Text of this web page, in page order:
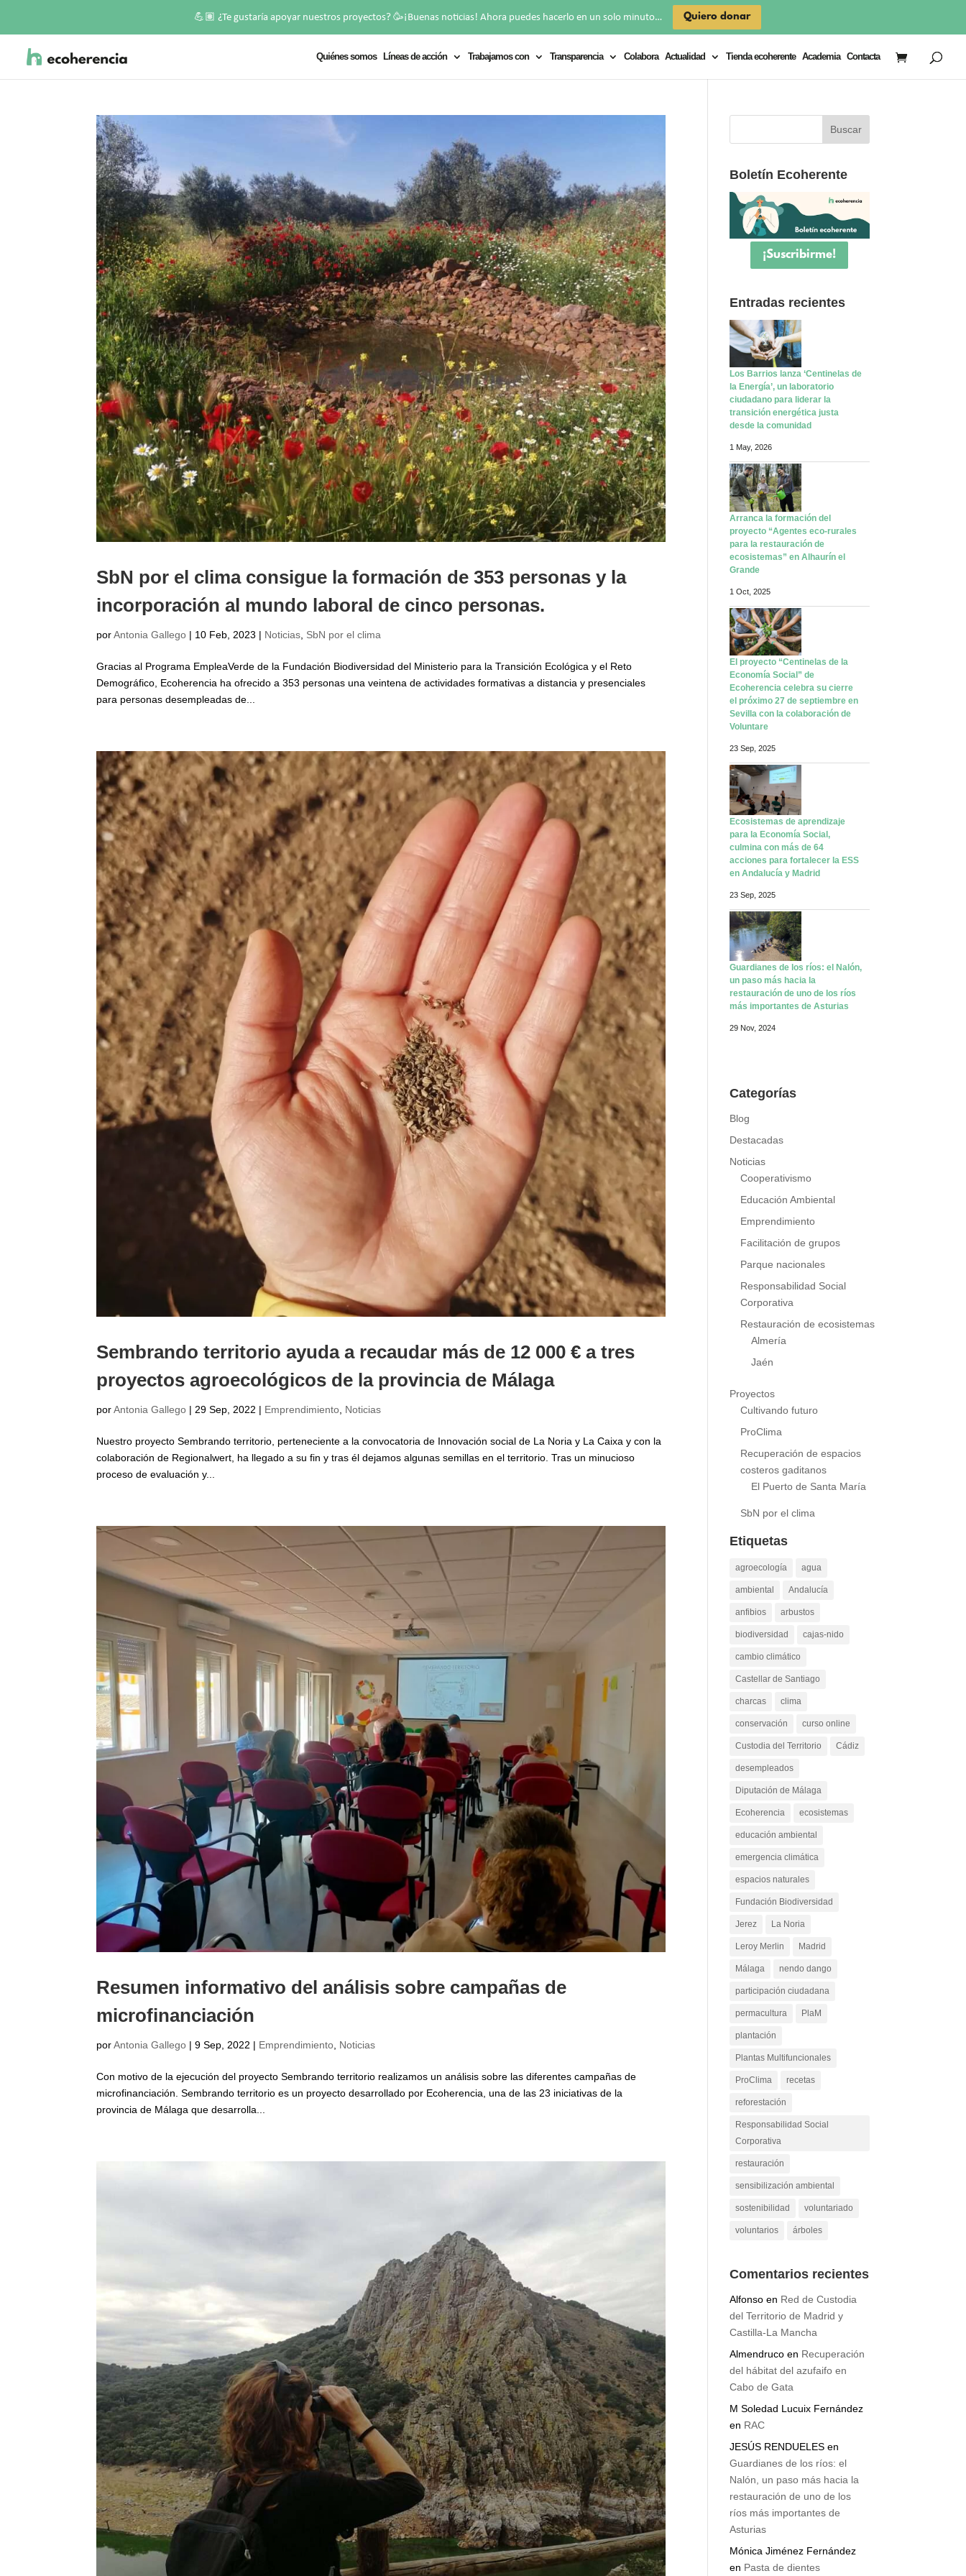
Quiénes somos Líneas de acción Trabajamos con Transparencia Colabora Actualidad Tienda ecoherente Academia Contacta
SbN por el clima consigue la formación de 353 personas y la
incorporación al mundo laboral de cinco personas.
porAntonia Gallego | 10 Feb, 2023 | Noticias, SbN por el clima
Gracias al Programa EmpleaVerde de la Fundación Biodiversidad del Ministerio para la Transición Ecológica y el Reto
Demográfico, Ecoherencia ha ofrecido a 353 personas una veintena de actividades formativas a distancia y presenciales
para personas desempleadas de...
Sembrando territorio ayuda a recaudar más de 12 000 € a tres
proyectos agroecológicos de la provincia de Málaga
porAntonia Gallego |29 Sep, 2022 | Emprendimiento, Noticias
Nuestro proyecto Sembrando territorio, perteneciente a la convocatoria de Innovación social de La Noria y La Caixa y con la
colaboración de Regionalwert, ha llegado a su fin y tras él dejamos algunas semillas en el territorio. Tras un minucioso
proceso de evaluación y...
Resumen informativo del análisis sobre campañas de
microfinanciación
porAntonia Gallego | 9 Sep, 2022 | Emprendimiento, Noticias
Con motivo de la ejecución del proyecto Sembrando territorio realizamos un análisis sobre las diferentes campañas de
microfinanciación. Sembrando territorio es un proyecto desarrollado por Ecoherencia, una de las 23 iniciativas de la
provincia de Málaga que desarrolla...
Boletín Ecoherente
¡Suscribirme!
Entradas recientes
Los Barrios lanza ‘Centinelas de
la Energía’, un laboratorio
ciudadano para liderar la
transición energética justa
desde la comunidad
1 May, 2026
Arranca la formación del
proyecto “Agentes eco-rurales
para la restauración de
ecosistemas” en Alhaurín el
Grande
1 Oct, 2025
El proyecto “Centinelas de la
Economía Social” de
Ecoherencia celebra su cierre
el próximo 27 de septiembre en
Sevilla con la colaboración de
Voluntare
23 Sep, 2025
Ecosistemas de aprendizaje
para la Economía Social,
culmina con más de 64
acciones para fortalecer la ESS
en Andalucía y Madrid
23 Sep, 2025
Guardianes de los ríos: el Nalón,
un paso más hacia la
restauración de uno de los ríos
más importantes de Asturias
29 Nov, 2024
Categorías
Blog
Destacadas
Noticias
Cooperativismo
Educación Ambiental
Emprendimiento
Facilitación de grupos
Parque nacionales
Responsabilidad Social
Corporativa
Restauración de ecosistemas
Almería
Jaén
Proyectos
Cultivando futuro
ProClima
Recuperación de espacios
costeros gaditanos
El Puerto de Santa María
SbN por el clima
Etiquetas
agroecología agua
ambiental Andalucía
anfibios arbustos
biodiversidad cajas-nido
cambio climático
Castellar de Santiago
charcas clima
conservación curso online
Custodia del Territorio Cádiz
desempleados
Diputación de Málaga
Ecoherencia ecosistemas
educación ambiental
emergencia climática
espacios naturales
Fundación Biodiversidad
Jerez La Noria
Leroy Merlin Madrid
Málaga nendo dango
participación ciudadana
permacultura PlaM
plantación
Plantas Multifuncionales
ProClima recetas
reforestación
Responsabilidad Social
Corporativa
restauración
sensibilización ambiental
sostenibilidad voluntariado
voluntarios árboles
Comentarios recientes
Alfonso en Red de Custodia
del Territorio de Madrid y
Castilla-La Mancha
Almendruco en Recuperación
del hábitat del azufaifo en
Cabo de Gata
M Soledad Lucuix Fernández
en RAC
JESÚS RENDUELES en
Guardianes de los ríos: el
Nalón, un paso más hacia la
restauración de uno de los
ríos más importantes de
Asturias
Mónica Jiménez Fernández
en Pasta de dientes
💪🏽 ¿Te gustaría apoyar nuestros proyectos? 🥳¡Buenas noticias! Ahora puedes hacerlo en un solo minuto… Quiero donar